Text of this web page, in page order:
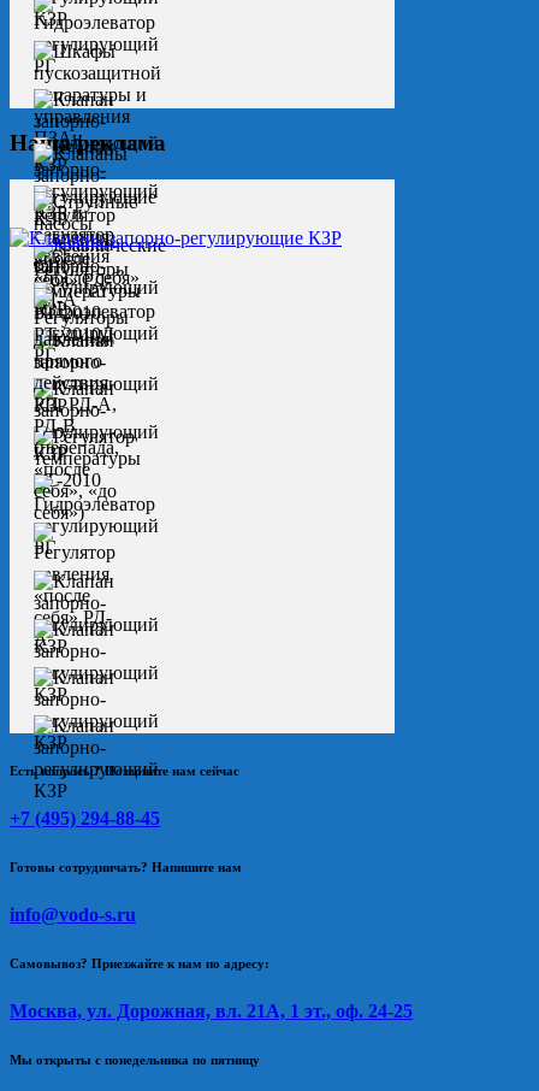
Наша реклама
Есть вопросы? Позвоните нам сейчас
+7 (495) 294-88-45
Готовы сотрудничать? Напишите нам
info@vodo-s.ru
Самовывоз? Приезжайте к нам по адресу:
Москва, ул. Дорожная, вл. 21А, 1 эт., оф. 24-25
Мы открыты с понедельника по пятницу